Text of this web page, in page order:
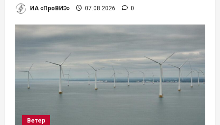
ИА «ПроВИЭ» 07.08.2026 0
Ветер